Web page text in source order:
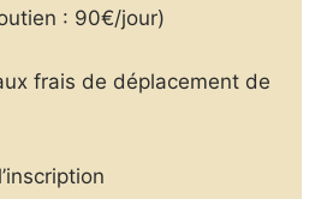
: 90€/jour)
frais de déplacement de